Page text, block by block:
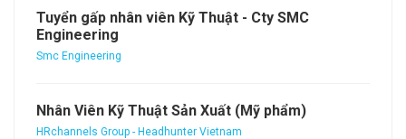
Tuyển gấp nhân viên Kỹ Thuật - Cty SMC
Engineering
Smc Engineering
Nhân Viên Kỹ Thuật Sản Xuất (Mỹ phẩm)
HRchannels Group - Headhunter Vietnam